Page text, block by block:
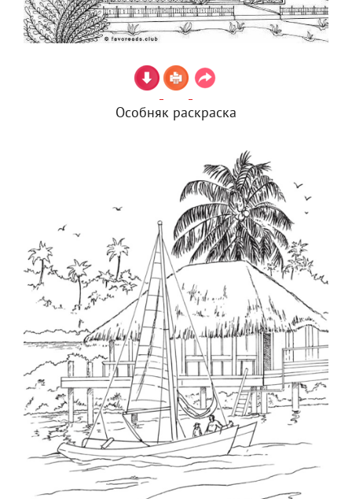
Особняк раскраска